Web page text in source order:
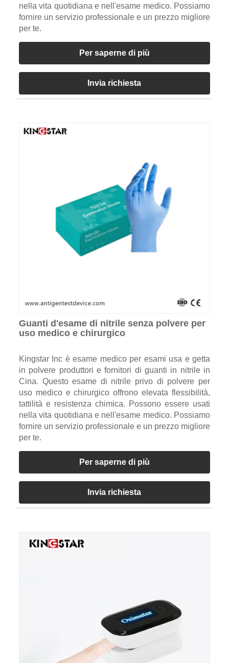
nella vita quotidiana e nell'esame medico. Possiamo
fornire un servizio professionale e un prezzo migliore
per te.
Per saperne di più
Invia richiesta
Guanti d'esame di nitrile senza polvere per
uso medico e chirurgico
Kingstar Inc è esame medico per esami usa e getta
in polvere produttori e fornitori di guanti in nitrile in
Cina. Questo esame di nitrile privo di polvere per
uso medico e chirurgico offrono elevata flessibilità,
tattilità e resistenza chimica. Possono essere usati
nella vita quotidiana e nell'esame medico. Possiamo
fornire un servizio professionale e un prezzo migliore
per te.
Per saperne di più
Invia richiesta